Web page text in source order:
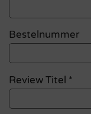
Bestelnummer
Review Titel *